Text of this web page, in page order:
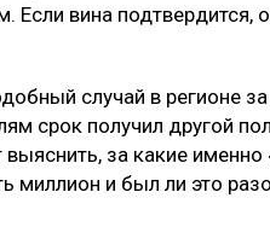
Если вина подтвердится,
случай в регионе
срок получил другой
за какие именно
миллион и был ли это